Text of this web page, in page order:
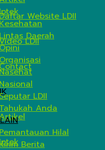
Website LDII
LDII
Daerah
LDII
Anda
Hilal
Berita